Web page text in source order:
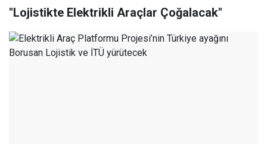
"Lojistikte Elektrikli Araçlar Çoğalacak"